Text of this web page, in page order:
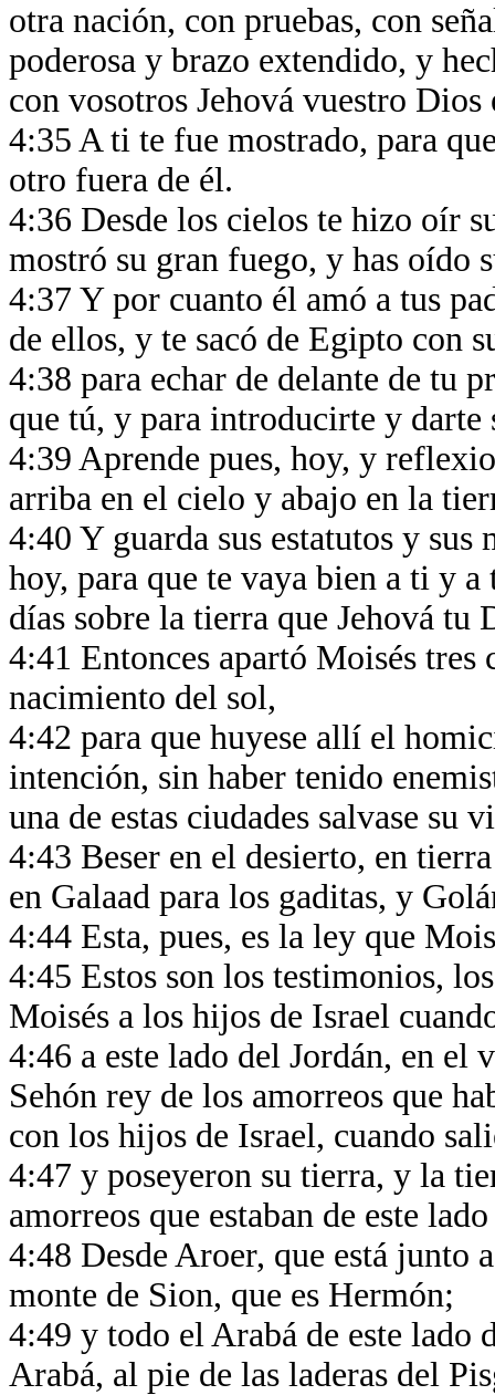
otra nación, con pruebas, con
poderosa y brazo extendido, y
con vosotros Jehová vuestro
4:35 A ti te fue mostrado, para
otro fuera de él.
4:36 Desde los cielos te hizo oír
mostró su gran fuego, y has oído
4:37 Y por cuanto él amó a tus
de ellos, y te sacó de Egipto con
4:38 para echar de delante de tu
que tú, y para introducirte y
4:39 Aprende pues, hoy, y
arriba en el cielo y abajo en la
4:40 Y guarda sus estatutos y
hoy, para que te vaya bien a ti y
días sobre la tierra que Jehová tu
4:41 Entonces apartó Moisés tres
nacimiento del sol,
4:42 para que huyese allí el
intención, sin haber tenido
una de estas ciudades salvase su
4:43 Beser en el desierto, en
en Galaad para los gaditas, y
4:44 Esta, pues, es la ley que
4:45 Estos son los testimonios,
Moisés a los hijos de Israel
4:46 a este lado del Jordán, en el
Sehón rey de los amorreos que
con los hijos de Israel, cuando
4:47 y poseyeron su tierra, y la
amorreos que estaban de este
4:48 Desde Aroer, que está junto
monte de Sion, que es Hermón;
4:49 y todo el Arabá de este lado
Arabá, al pie de las laderas del